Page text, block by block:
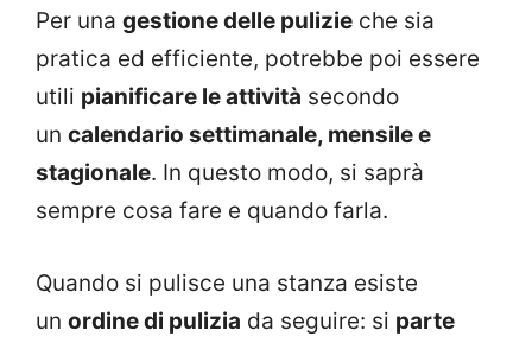
Per una gestione delle pulizie che sia
pratica ed efficiente, potrebbe poi essere
utili pianificare le attività secondo
un calendario settimanale, mensile e
stagionale. In questo modo, si saprà
sempre cosa fare e quando farla.
Quando si pulisce una stanza esiste
un ordine di pulizia da seguire: si parte